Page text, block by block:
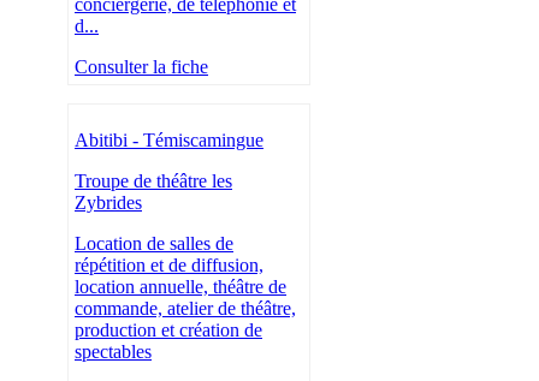
conciergerie, de téléphonie et
d...
Consulter la fiche
Abitibi - Témiscamingue
Troupe de théâtre les
Zybrides
Location de salles de
répétition et de diffusion,
location annuelle, théâtre de
commande, atelier de théâtre,
production et création de
spectables